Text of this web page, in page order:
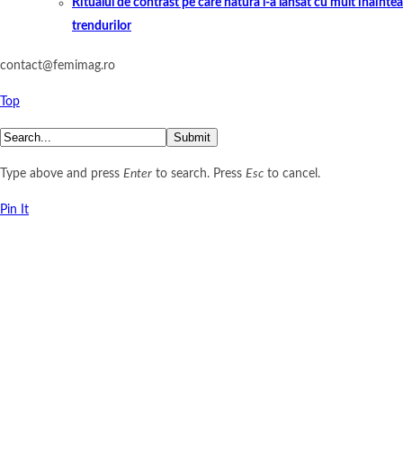
trendurilor
contact@femimag.ro
Top
Submit
Type above and press Enter to search. Press Esc to cancel.
Pin It